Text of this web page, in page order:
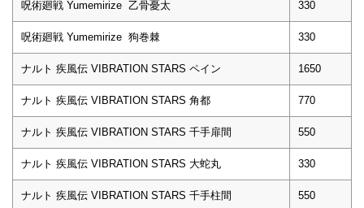
呪術廻戦 Yumemirize 乙骨憂太 330
呪術廻戦 Yumemirize 狗巻棘 330
ナルト 疾風伝 VIBRATION STARS ペイン 1650
ナルト 疾風伝 VIBRATION STARS 角都 770
ナルト 疾風伝 VIBRATION STARS 千手扉間 550
ナルト 疾風伝 VIBRATION STARS 大蛇丸 330
ナルト 疾風伝 VIBRATION STARS 千手柱間 550